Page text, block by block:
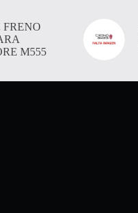
M555